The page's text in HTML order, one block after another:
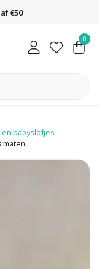
€50
0
en babyslofjes
maten